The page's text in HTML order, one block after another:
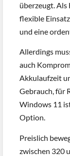
überzeugt.
flexible
und eine
Allerdings
auch
Akkulaufzeit
Gebrauch, für
Windows 11
Option.
Preislich
zwischen 320